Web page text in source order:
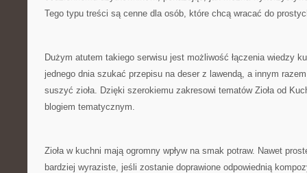
Tego typu treści są cenne dla osób, które chcą wracać do
Dużym atutem takiego serwisu jest możliwość łączenia wiedzy
jednego dnia szukać przepisu na deser z lawendą, a innym
suszyć zioła. Dzięki szerokiemu zakresowi tematów Zioła od
blogiem tematycznym.
Zioła w kuchni mają ogromny wpływ na smak potraw. Nawet
bardziej wyraziste, jeśli zostanie doprawione odpowiednią